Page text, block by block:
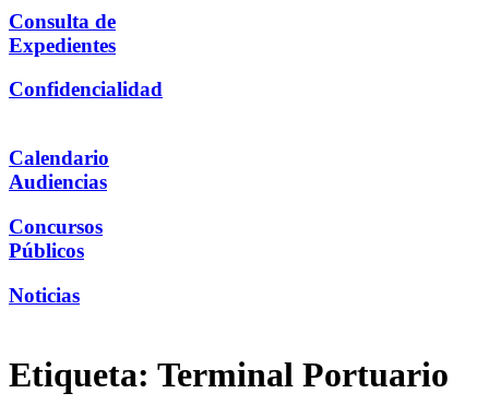
Consulta de
Expedientes
Confidencialidad
Calendario
Audiencias
Concursos
Públicos
Noticias
Etiqueta: Terminal Portuario